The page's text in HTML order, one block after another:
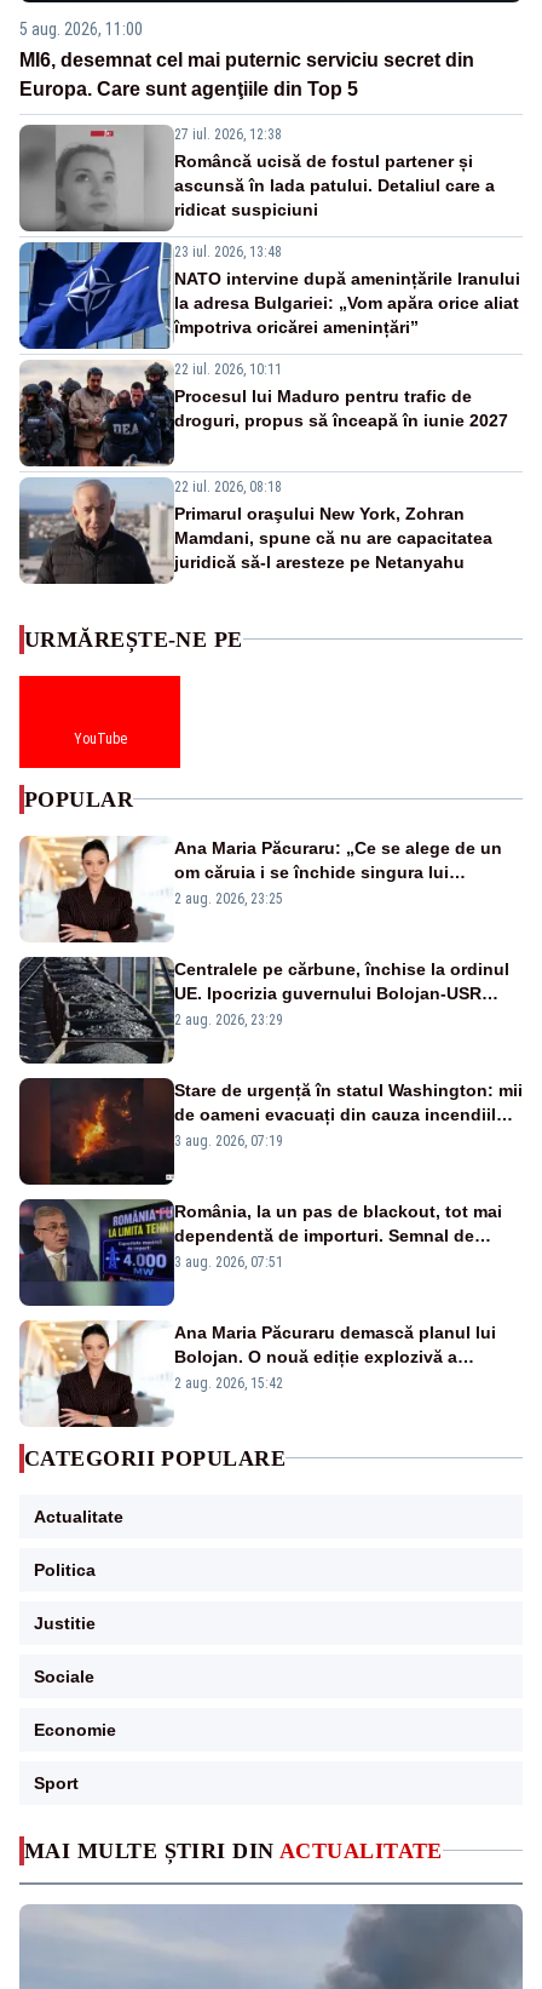
5 aug. 2026, 11:00
MI6, desemnat cel mai puternic serviciu secret din
Europa. Care sunt agenţiile din Top 5
27 iul. 2026, 12:38
Româncă ucisă de fostul partener și
ascunsă în lada patului. Detaliul care a
ridicat suspiciuni
23 iul. 2026, 13:48
NATO intervine după amenințările Iranului
la adresa Bulgariei: „Vom apăra orice aliat
împotriva oricărei amenințări”
22 iul. 2026, 10:11
Procesul lui Maduro pentru trafic de
droguri, propus să înceapă în iunie 2027
22 iul. 2026, 08:18
Primarul oraşului New York, Zohran
Mamdani, spune că nu are capacitatea
juridică să-l aresteze pe Netanyahu
MAI MULTE ȘTIRI DIN ACTUALITATE
URMĂREȘTE-NE PE
YouTube
POPULAR
Ana Maria Păcuraru: „Ce se alege de un
om căruia i se închide singura lui
portiță?”
2 aug. 2026, 23:25
Centralele pe cărbune, închise la ordinul
UE. Ipocrizia guvernului Bolojan-USR
după starea de alertă
2 aug. 2026, 23:29
Stare de urgență în statul Washington: mii
de oameni evacuați din cauza incendiilor
puternice de vegetație
3 aug. 2026, 07:19
România, la un pas de blackout, tot mai
dependentă de importuri. Semnal de
alarmă tras de un expert în energie
3 aug. 2026, 07:51
Ana Maria Păcuraru demască planul lui
Bolojan. O nouă ediție explozivă a
emisiunii „Miza Zilei” la Realitatea PLUS
2 aug. 2026, 15:42
CATEGORII POPULARE
Actualitate
Politica
Justitie
Sociale
Economie
Sport